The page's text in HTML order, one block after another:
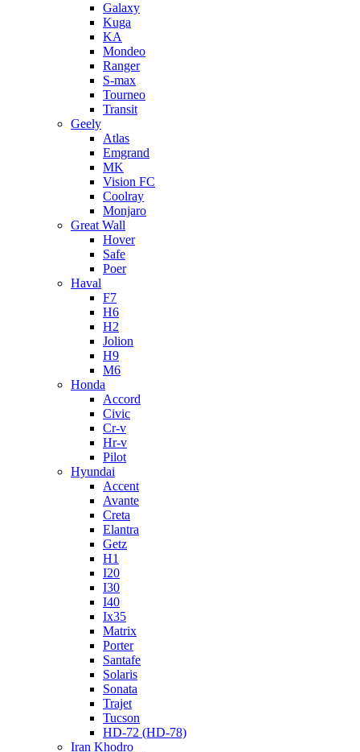
Galaxy
Kuga
KA
Mondeo
Ranger
S-max
Tourneo
Transit
Geely
Atlas
Emgrand
MK
Vision FC
Coolray
Monjaro
Great Wall
Hover
Safe
Poer
Haval
F7
H6
H2
Jolion
H9
M6
Honda
Accord
Civic
Cr-v
Hr-v
Pilot
Hyundai
Accent
Avante
Creta
Elantra
Getz
H1
I20
I30
I40
Ix35
Matrix
Porter
Santafe
Solaris
Sonata
Trajet
Tucson
HD-72 (HD-78)
Iran Khodro